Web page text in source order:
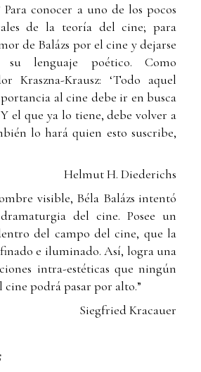
Para conocer a uno de los pocos
de la teoría del cine; para
de Balázs por el cine y dejarse
su lenguaje poético. Como
Kraszna-Krausz: ‘Todo aquel
al cine debe ir en busca
el que ya lo tiene, debe volver a
lo hará quien esto suscribe,
Helmut H. Diederichs
visible, Béla Balázs intentó
del cine. Posee un
del campo del cine, que la
e iluminado. Así, logra una
intra-estéticas que ningún
podrá pasar por alto.”
Siegfried Kracauer